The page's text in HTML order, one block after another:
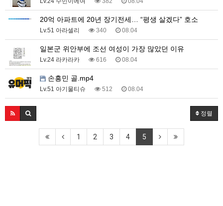
20억 아파트에 20년 장기전세… “평생 살겠다” 호소
Lv.51 아라셀리 340 08.04
일본군 위안부에 조선 여성이 가장 많았던 이유
Lv.24 라카라카 616 08.04
손흥민 골.mp4
Lv.51 아기물티슈 512 08.04
정렬
1 2 3 4 5